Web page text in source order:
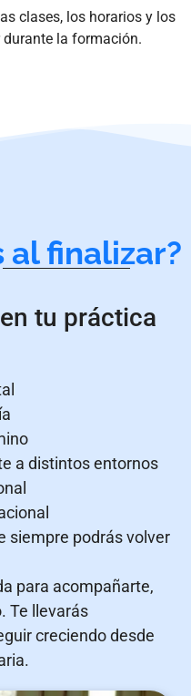
clases, los horarios y los
la formación.
al finalizar?
tu práctica
a distintos entornos
siempre podrás volver
para acompañarte,
Te llevarás
creciendo desde